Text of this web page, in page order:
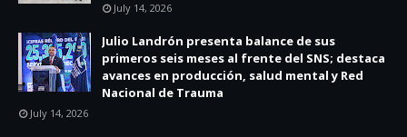
July 14, 2026
Julio Landrón presenta balance de sus
primeros seis meses al frente del SNS; destaca
avances en producción, salud mental y Red
Nacional de Trauma
July 14, 2026